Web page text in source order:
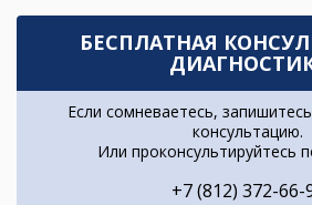
БЕСПЛАТНАЯ
Если сомневаетесь,
консультацию.
Или проконсультируйтесь
+7 (812) 372-66-